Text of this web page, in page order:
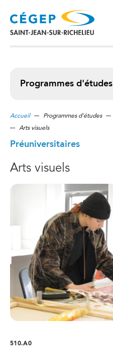
contenu
principal
Programmes d'études
Accueil Programmes d'études
Arts visuels
Préuniversitaires
Arts visuels
510.A0